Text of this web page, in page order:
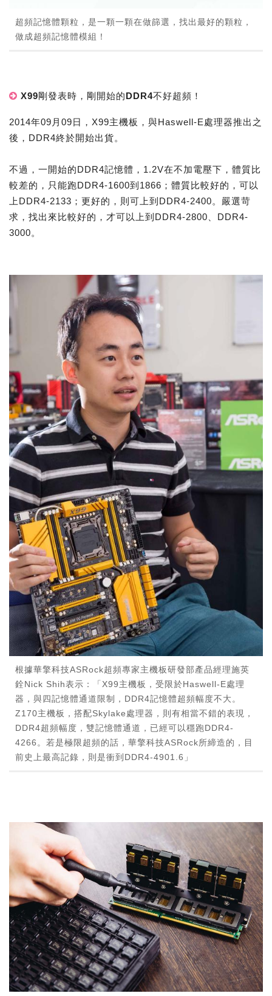
超頻記憶體顆粒，是一顆一顆在做篩選，找出最好的顆粒，
做成超頻記憶體模組！
X99剛發表時，剛開始的DDR4不好超頻！
2014年09月09日，X99主機板，與Haswell-E處理器推出之
後，DDR4終於開始出貨。
不過，一開始的DDR4記憶體，1.2V在不加電壓下，體質比
較差的，只能跑DDR4-1600到1866；體質比較好的，可以
上DDR4-2133；更好的，則可上到DDR4-2400。嚴選苛
求，找出來比較好的，才可以上到DDR4-2800、DDR4-
3000。
根據華擎科技ASRock超頻專家主機板研發部產品經理施英
銓Nick Shih表示：「X99主機板，受限於Haswell-E處理
器，與四記憶體通道限制，DDR4記憶體超頻幅度不大。
Z170主機板，搭配Skylake處理器，則有相當不錯的表現，
DDR4超頻幅度，雙記憶體通道，已經可以穩跑DDR4-
4266。若是極限超頻的話，華擎科技ASRock所締造的，目
前史上最高記錄，則是衝到DDR4-4901.6」